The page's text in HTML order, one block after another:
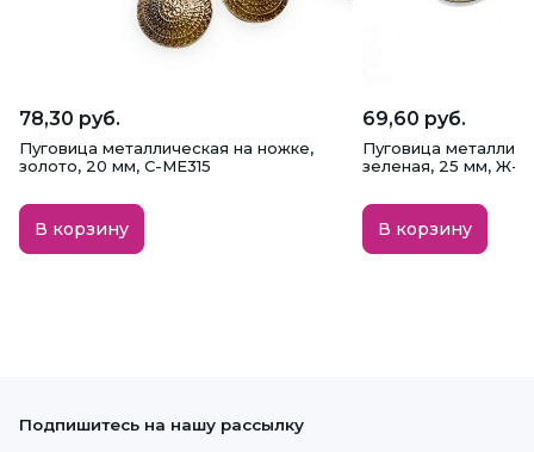
78,30 руб.
Пуговица металлическая на ножке,
золото, 20 мм, С-МЕ315
В корзину
69,60 руб.
Пуговица
зеленая, 25 мм, Ж-
В корзину
Подпишитесь на нашу рассылку